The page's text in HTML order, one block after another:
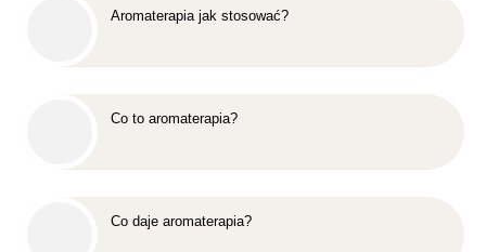
Aromaterapia jak stosować?
Co to aromaterapia?
Co daje aromaterapia?